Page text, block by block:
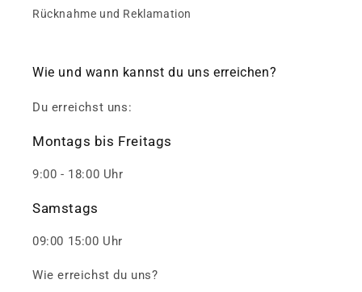
Rücknahme und Reklamation
Wie und wann kannst du uns erreichen?
Du erreichst uns:
Montags bis Freitags
9:00 - 18:00 Uhr
Samstags
09:00 15:00 Uhr
Wie erreichst du uns?